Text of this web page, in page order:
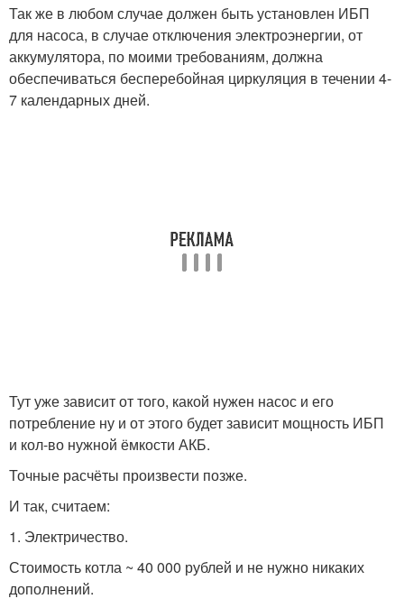
Так же в любом случае должен быть установлен ИБП
для насоса, в случае отключения электроэнергии, от
аккумулятора, по моими требованиям, должна
обеспечиваться бесперебойная циркуляция в течении 4-
7 календарных дней.
Тут уже зависит от того, какой нужен насос и его
потребление ну и от этого будет зависит мощность ИБП
и кол-во нужной ёмкости АКБ.
Точные расчёты произвести позже.
И так, считаем:
1. Электричество.
Стоимость котла ~ 40 000 рублей и не нужно никаких
дополнений.